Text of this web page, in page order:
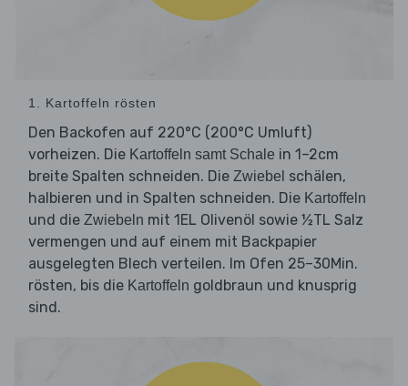
1. Kartoffeln rösten
Den Backofen auf 220°C (200°C Umluft)
vorheizen. Die Kartoffeln samt Schale in 1–2cm
breite Spalten schneiden. Die Zwiebel schälen,
halbieren und in Spalten schneiden. Die Kartoffeln
und die Zwiebeln mit 1EL Olivenöl sowie ½TL Salz
vermengen und auf einem mit Backpapier
ausgelegten Blech verteilen. Im Ofen 25–30Min.
rösten, bis die Kartoffeln goldbraun und knusprig
sind.